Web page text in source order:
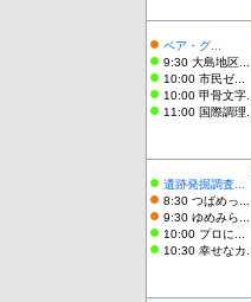
ペア・グ...
9:30 大島地区...
10:00 市民ゼ...
10:00 甲骨文字...
11:00 国際調理...
遺跡発掘調査...
8:30 つばめっ...
9:30 ゆめみら...
10:00 プロに...
10:30 幸せなカ...